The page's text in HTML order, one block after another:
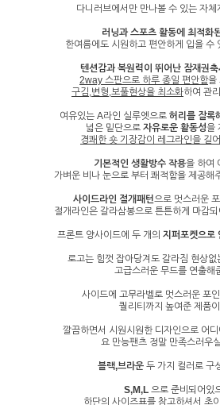
다니러브에서만 만나볼 수 있는 자체
러닝과 스포츠 활동에 최적화
한여름에도 시원하고 편안하게 입을 수
텐션감과 복원력이 뛰어난 잠재권
2way 스판으로 하루 종일 편안함을
구김,변형,보풀현상을 최소화하여 관
여유있는 A라인 실루엣으로 허리를 잘록
넓은 밑단으로 자유로운 활동성을
경쾌한 숏 기장감이 레그라인을 길
기본적인 생활방수 작용을 하여
가벼운 비나 눈으로 부터 쾌적함을 제공해
사이드라인 절개패턴으로 멋스러운
절개라인은 갈라삼봉으로 튼튼하게 마감
프론트 양사이드에 두 개의 지퍼포켓으로
로고는 힘껏 잡아당겨도 갈라짐 현상없
고급스러운 무드를 연출해
사이드에 고무라벨로 멋스러운 포
퀄리티까지 높여준 제품
깔끔하면서 시원시원한 디자인으로 어
요 만능팬츠 정말 만족스러우
블랙,브라운 두 가지 컬러로 구
S,M,L 으로 준비되어있
하단의 사이즈표를 참고하셔서 초